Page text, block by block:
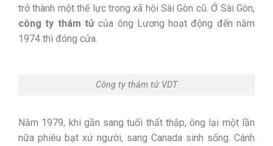
trở thành một thế lực trong xã hội Sài Gòn cũ. Ở Sài Gòn,
công ty thám tửcủa ông Lương hoạt động đến năm
1974 thì đóng cửa.
Công ty thám tử VDT
Năm 1979, khi gần sang tuổi thất thập, ông lại một lần
nữa phiêu bạt xứ người, sang Canada sinh sống. Cánh